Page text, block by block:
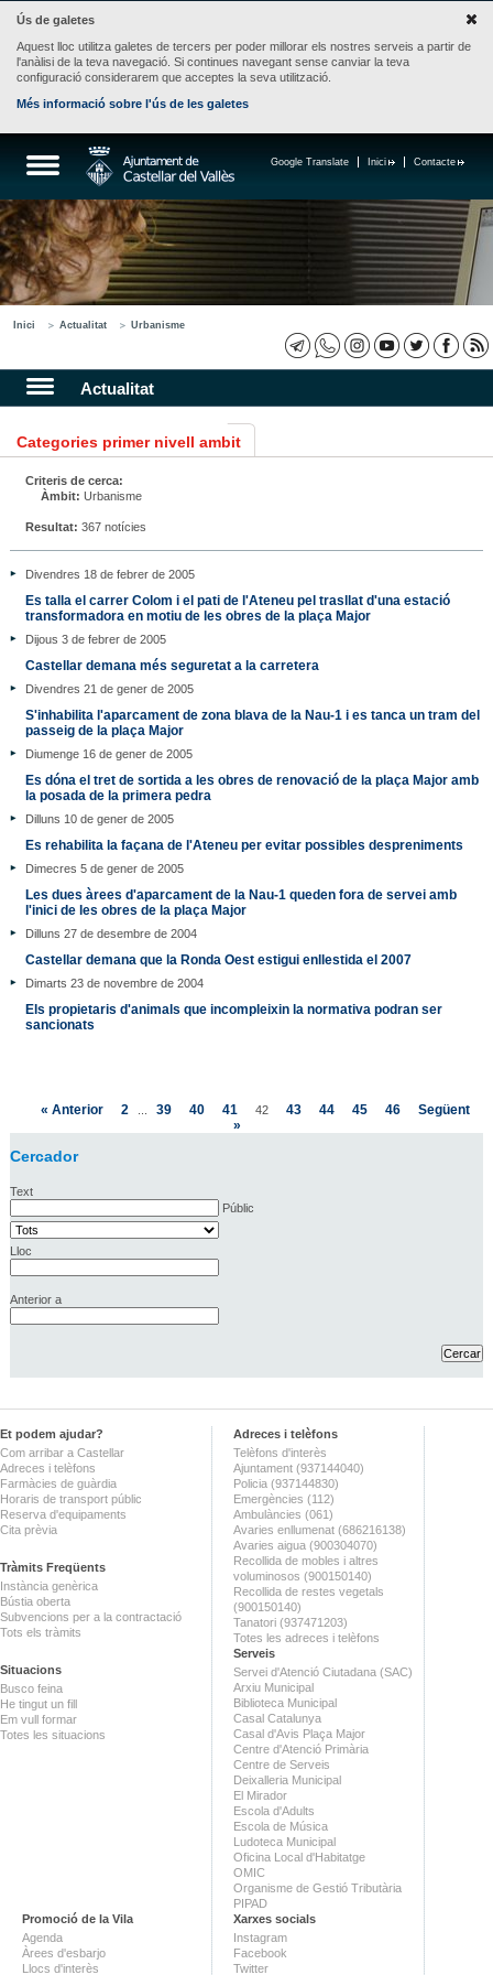
Ús de galetes
Aquest lloc utilitza galetes de tercers per poder millorar els nostres serveis a partir de
l'anàlisi de la teva navegació. Si continues navegant sense canviar la teva
configuració considerarem que acceptes la seva utilització.
Més informació sobre l'ús de les galetes
Contacte
Inici
Google Translate
Inici Actualitat Urbanisme
Actualitat
Categories primer nivell ambit
Criteris de cerca:
Àmbit: Urbanisme
Resultat: 367 notícies
Divendres 18 de febrer de 2005
Es talla el carrer Colom i el pati de l'Ateneu pel trasllat d'una estació
transformadora en motiu de les obres de la plaça Major
Dijous 3 de febrer de 2005
Castellar demana més seguretat a la carretera
Divendres 21 de gener de 2005
S'inhabilita l'aparcament de zona blava de la Nau-1 i es tanca un tram del
passeig de la plaça Major
Diumenge 16 de gener de 2005
Es dóna el tret de sortida a les obres de renovació de la plaça Major amb
la posada de la primera pedra
Dilluns 10 de gener de 2005
Es rehabilita la façana de l'Ateneu per evitar possibles despreniments
Dimecres 5 de gener de 2005
Les dues àrees d'aparcament de la Nau-1 queden fora de servei amb
l'inici de les obres de la plaça Major
Dilluns 27 de desembre de 2004
Castellar demana que la Ronda Oest estigui enllestida el 2007
Dimarts 23 de novembre de 2004
Els propietaris d'animals que incompleixin la normativa podran ser
sancionats
« Anterior 2 39 40 41 42 43 44 45 46
Següent
»
Cercador
Text
Públic
Lloc
Anterior a
Et podem ajudar?
Com arribar a Castellar
Adreces i telèfons
Farmàcies de guàrdia
Horaris de transport públic
Reserva d'equipaments
Cita prèvia
Tràmits Freqüents
Instància genèrica
Bústia oberta
Subvencions per a la contractació
Tots els tràmits
Situacions
Busco feina
He tingut un fill
Em vull formar
Totes les situacions
Adreces i telèfons
Telèfons d'interès
Ajuntament (937144040)
Policia (937144830)
Emergències (112)
Ambulàncies (061)
Avaries enllumenat (686216138)
Avaries aigua (900304070)
Recollida de mobles i altres
voluminosos (900150140)
Recollida de restes vegetals
(900150140)
Tanatori (937471203)
Totes les adreces i telèfons
Serveis
Servei d'Atenció Ciutadana (SAC)
Arxiu Municipal
Biblioteca Municipal
Casal Catalunya
Casal d'Avis Plaça Major
Centre d'Atenció Primària
Centre de Serveis
Deixalleria Municipal
El Mirador
Escola d'Adults
Escola de Música
Ludoteca Municipal
Oficina Local d'Habitatge
OMIC
Organisme de Gestió Tributària
PIPAD
Promoció de la Vila
Agenda
Àrees d'esbarjo
Llocs d'interès
Xarxes socials
Instagram
Facebook
Twitter